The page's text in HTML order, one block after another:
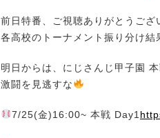
前日特番、ご視聴ありがとうござ
各高校のトーナメント振り分け結
明日からは、にじさんじ甲子園 本
激闘を見逃すな
7/25(金)16:00~ 本戦 Day1